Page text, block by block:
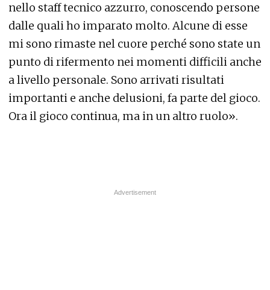
nello staff tecnico azzurro, conoscendo persone
dalle quali ho imparato molto. Alcune di esse
mi sono rimaste nel cuore perché sono state un
punto di rifermento nei momenti difficili anche
a livello personale. Sono arrivati risultati
importanti e anche delusioni, fa parte del gioco.
Ora il gioco continua, ma in un altro ruolo».